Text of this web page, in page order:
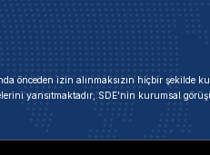
önceden izin alınmaksızın hiçbir şekilde
yansıtmaktadır; SDE'nin kurumsal